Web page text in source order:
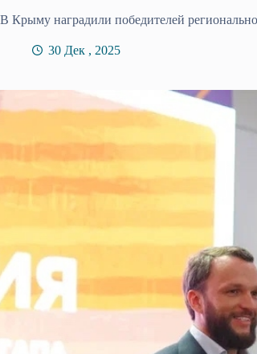
В Крыму наградили победителей
30 Дек , 2025